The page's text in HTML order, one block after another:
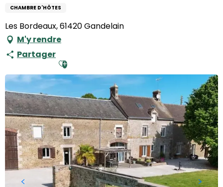
CHAMBRE D'HÔTES
Les Bordeaux, 61420 Gandelain
M'y rendre
Partager Ajouter aux favoris